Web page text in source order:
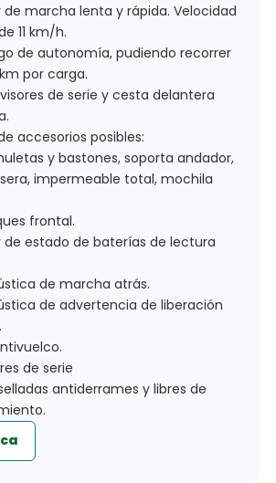
de marcha lenta y rápida. Velocidad
11 km/h.
de autonomía, pudiendo recorrer
por carga.
de serie y cesta delantera
accesorios posibles:
y bastones, soporta andador,
impermeable total, mochila
frontal.
de estado de baterías de lectura
de marcha atrás.
de advertencia de liberación
de serie
antiderrames y libres de